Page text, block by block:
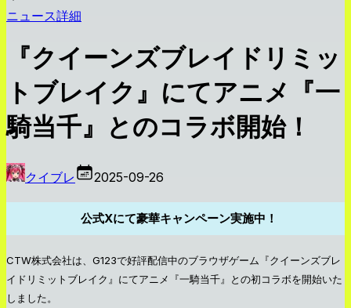
ニュース詳細
『クイーンズブレイドリミッ
トブレイク』にてアニメ『一
騎当千』とのコラボ開始！
クイブレ 2025-09-26
公式Xにて豪華キャンペーン実施中！
CTW株式会社は、G123で好評配信中のブラウザゲーム『クイーンズブレ
イドリミットブレイク』にてアニメ『一騎当千』との初コラボを開始いた
しました。